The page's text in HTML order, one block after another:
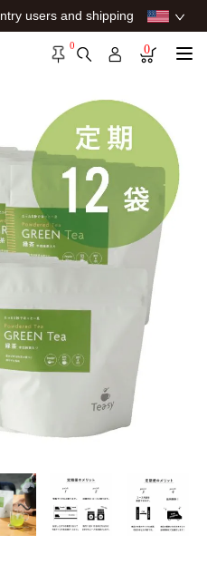
users and shipping
0 0